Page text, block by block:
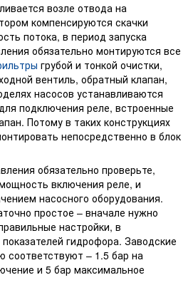
возле отвода на
компенсируются скачки
потока, в период запуска
обязательно монтируются все
грубой и тонкой очистки,
вентиль, обратный клапан,
насосов устанавливаются
подключения реле, встроенные
Потому в таких конструкциях
непосредственно в блок
обязательно проверьте,
включения реле, и
насосного оборудования.
простое – вначале нужно
настройки, в
гидрофора. Заводские
соответствуют – 1.5 бар на
и 5 бар максимальное